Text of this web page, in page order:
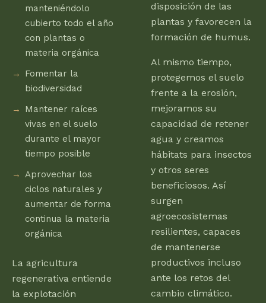
manteniéndolo
cubierto todo el año
con plantas o
materia orgánica
Fomentar la
biodiversidad
Mantener raíces
vivas en el suelo
durante el mayor
tiempo posible
Aprovechar los
ciclos naturales y
aumentar de forma
continua la materia
orgánica
La agricultura
regenerativa entiende
la explotación
disposición de las
plantas y favorecen la
formación de humus.
Al mismo tiempo,
protegemos el suelo
frente a la erosión,
mejoramos su
capacidad de retener
agua y creamos
hábitats para insectos
y otros seres
beneficiosos. Así
surgen
agroecosistemas
resilientes, capaces
de mantenerse
productivos incluso
ante los retos del
cambio climático.